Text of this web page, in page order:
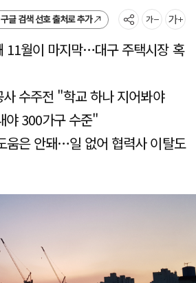
구글 검색 선호 출처로 추가
11월이 마지막…대구 주택시장 혹
사 수주전 "학교 하나 지어봐야
야 300가구 수준"
움은 안돼…일 없어 협력사 이탈도